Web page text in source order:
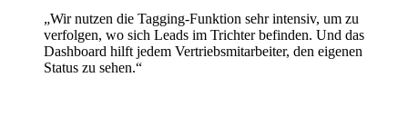
„Wir nutzen die Tagging-Funktion sehr intensiv, um zu
verfolgen, wo sich Leads im Trichter befinden. Und das
Dashboard hilft jedem Vertriebsmitarbeiter, den eigenen
Status zu sehen.“